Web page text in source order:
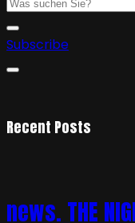
Subscribe
Recent Posts
news. THE